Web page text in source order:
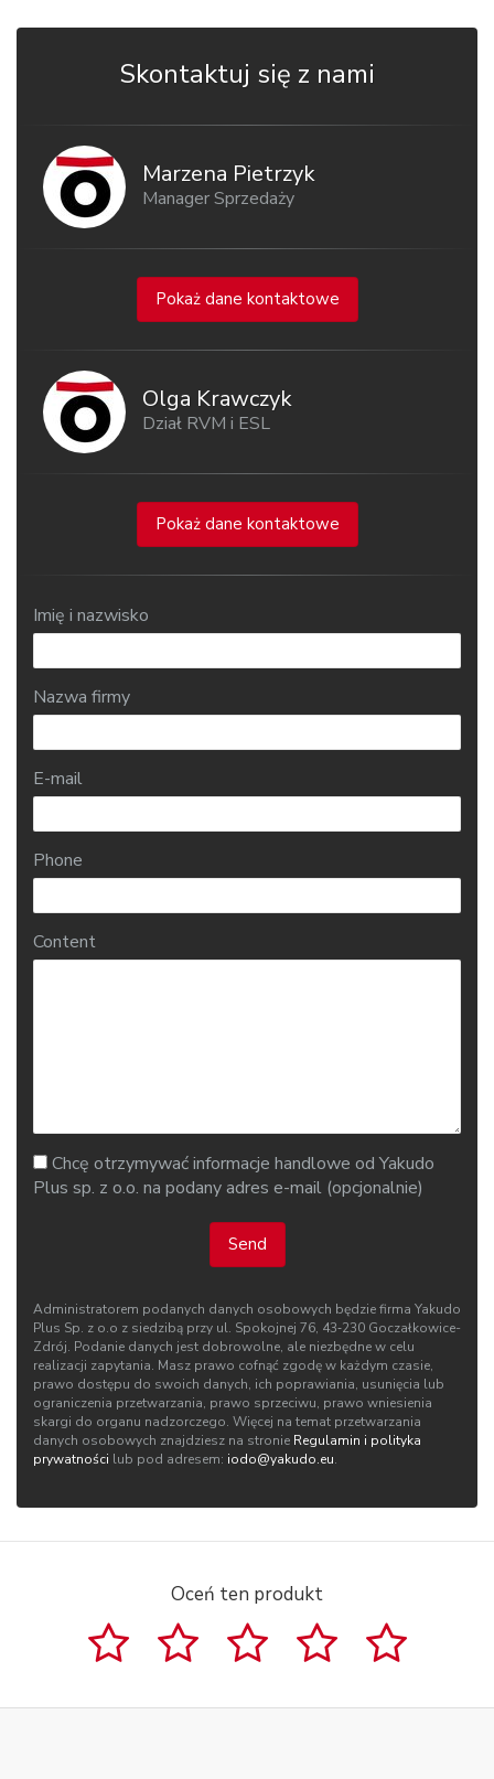
Skontaktuj się z nami
Marzena Pietrzyk
Manager Sprzedaży
Pokaż dane kontaktowe
Olga Krawczyk
Dział RVM i ESL
Pokaż dane kontaktowe
Imię i nazwisko
Nazwa firmy
E-mail
Phone
Content
Chcę otrzymywać informacje handlowe od Yakudo
Plus sp. z o.o. na podany adres e-mail (opcjonalnie)
Send
Administratorem podanych danych osobowych będzie firma Yakudo
Plus Sp. z o.o z siedzibą przy ul. Spokojnej 76, 43‑230 Goczałkowice-
Zdrój. Podanie danych jest dobrowolne, ale niezbędne w celu
realizacji zapytania. Masz prawo cofnąć zgodę w każdym czasie,
prawo dostępu do swoich danych, ich poprawiania, usunięcia lub
ograniczenia przetwarzania, prawo sprzeciwu, prawo wniesienia
skargi do organu nadzorczego. Więcej na temat przetwarzania
danych osobowych znajdziesz na stronie Regulamin i polityka
prywatności lub pod adresem: iodo@yakudo.eu.
Oceń ten produkt